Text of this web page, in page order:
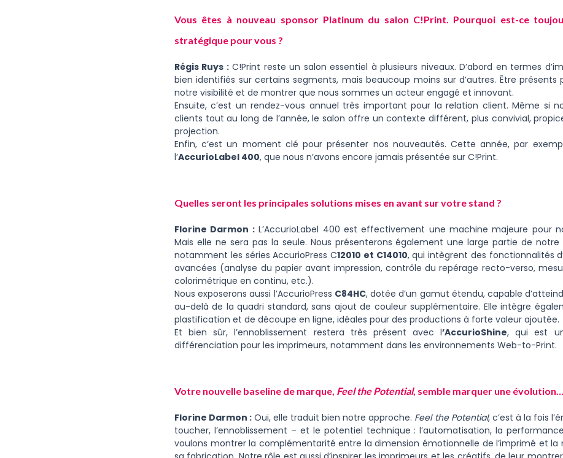
Vous êtes à nouveau sponsor Platinum du salon C!Print. Pourquoi est-ce
stratégique pour vous ?
Régis Ruys :C!Print reste un salon essentiel à plusieurs niveaux. D’abord en termes
bien identifiés sur certains segments, mais beaucoup moins sur d’autres. Être
notre visibilité et de montrer que nous sommes un acteur engagé et innovant.
Ensuite, c’est un rendez-vous annuel très important pour la relation client. Même si
clients tout au long de l’année, le salon offre un contexte différent, plus convivial,
projection.
Enfin, c’est un moment clé pour présenter nos nouveautés. Cette année, par
l’AccurioLabel 400, que nous n’avons encore jamais présentée sur C!Print.
Quelles seront les principales solutions mises en avant sur votre stand ?
Florine Darmon :L’AccurioLabel 400 est effectivement une machine majeure pour
Mais elle ne sera pas la seule. Nous présenterons également une large partie de
notamment les séries AccurioPress C12010 et C14010, qui intègrent des fonctionnalités
avancées (analyse du papier avant impression, contrôle du repérage recto-verso,
colorimétrique en continu, etc.).
Nous exposerons aussi l’AccurioPress C84HC, dotée d’un gamut étendu, capable
au-delà de la quadri standard, sans ajout de couleur supplémentaire. Elle intègre
plastification et de découpe en ligne, idéales pour des productions à forte valeur ajoutée.
Et bien sûr, l’ennoblissement restera très présent avec l’AccurioShine, qui est
différenciation pour les imprimeurs, notamment dans les environnements Web-to-Print.
Votre nouvelle baseline de marque, Feel the Potential, semble marquer une évolution…
Florine Darmon : Oui, elle traduit bien notre approche. Feel the Potential, c’est à la fois
toucher, l’ennoblissement – et le potentiel technique : l’automatisation, la
voulons montrer la complémentarité entre la dimension émotionnelle de l’imprimé et la